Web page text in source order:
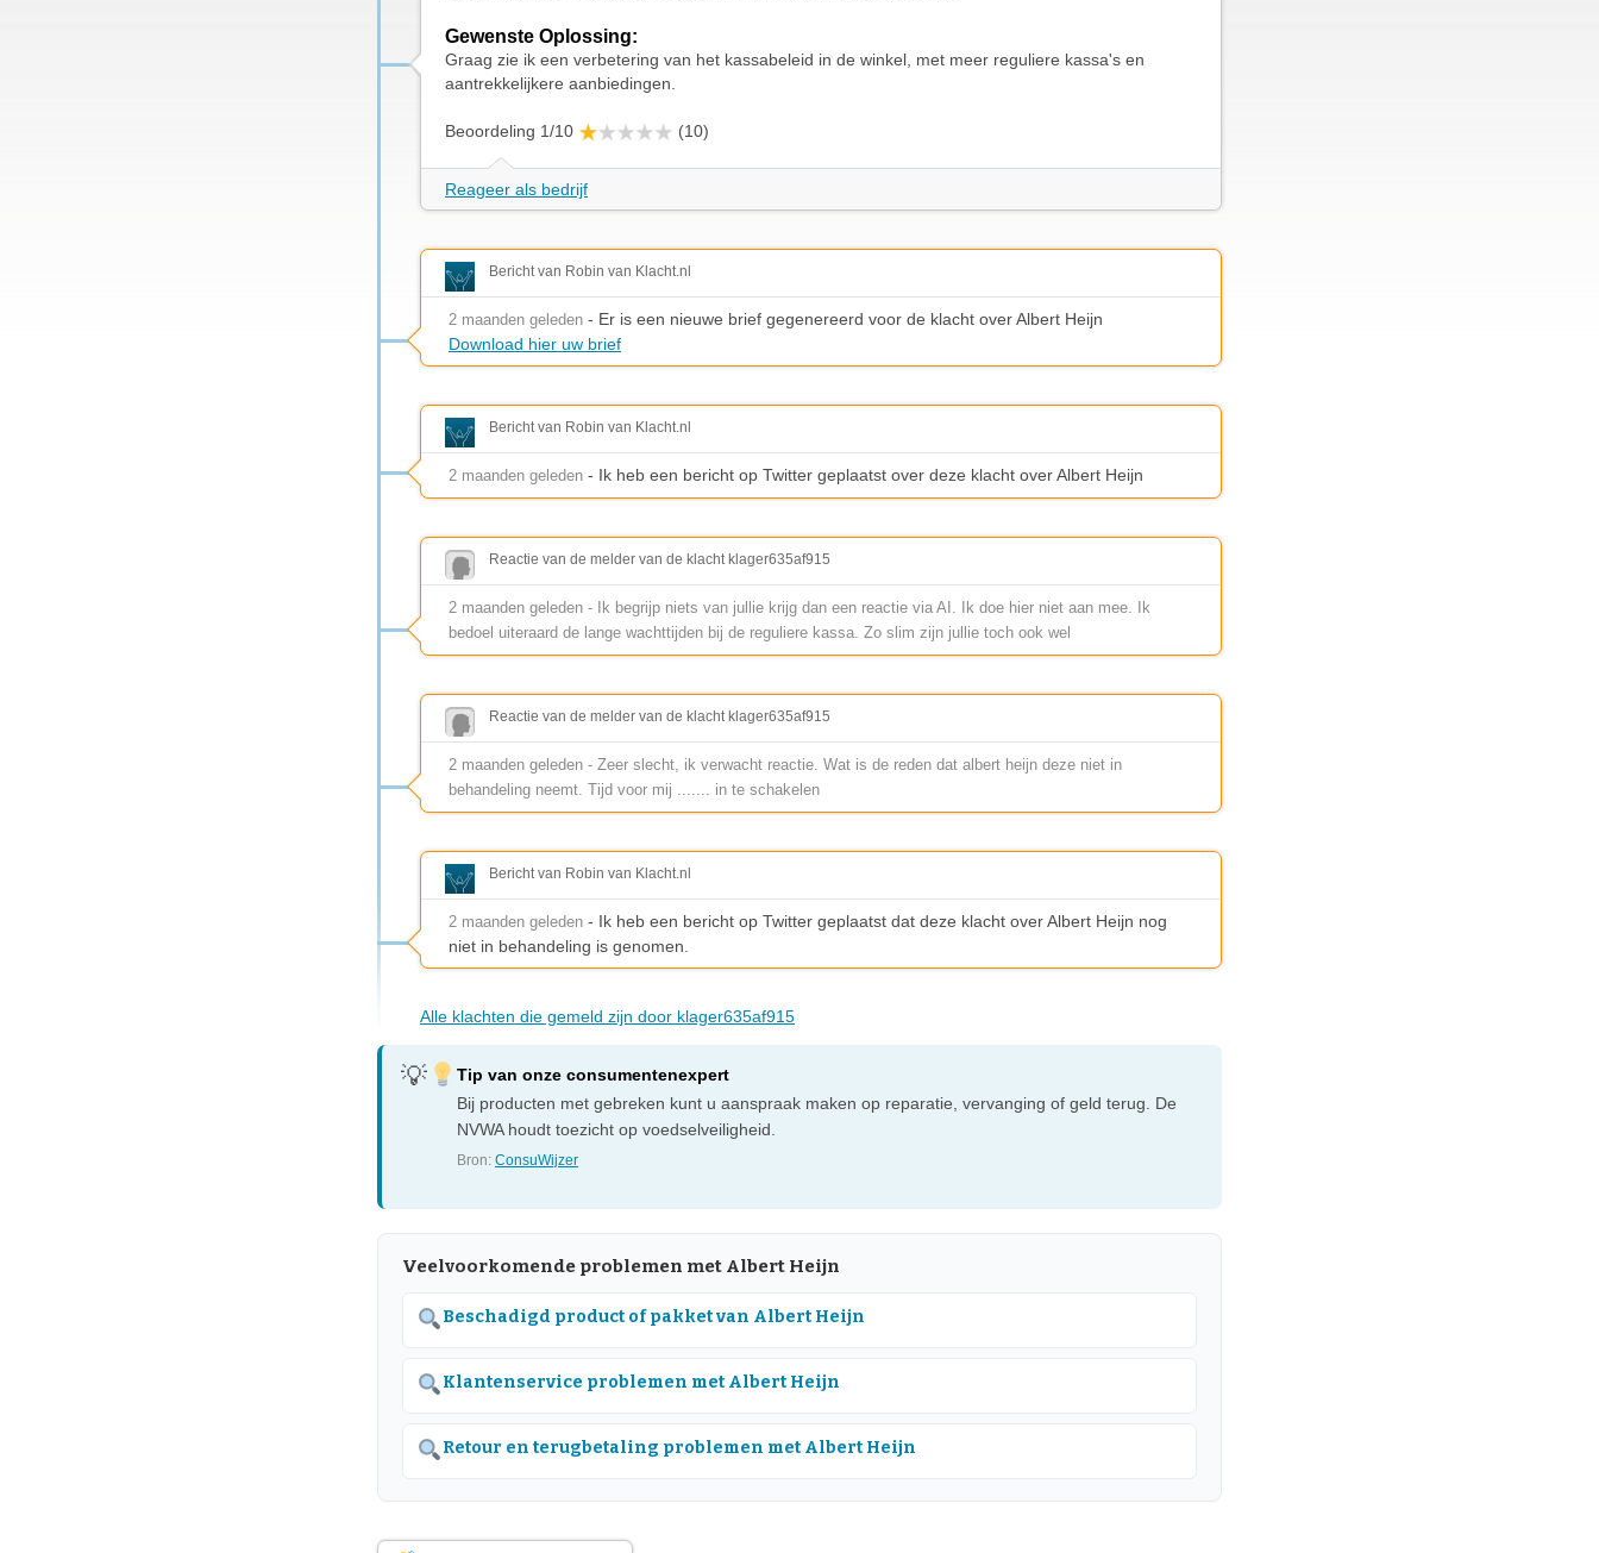
Gewenste Oplossing:
Graag zie ik een verbetering van het kassabeleid in de winkel, met meer reguliere kassa's en
aantrekkelijkere aanbiedingen.
Beoordeling 1/10 (10)
Reageer als bedrijf
Bericht van Robin van Klacht.nl
2 maanden geleden - Er is een nieuwe brief gegenereerd voor de klacht over Albert Heijn
Download hier uw brief
Bericht van Robin van Klacht.nl
2 maanden geleden - Ik heb een bericht op Twitter geplaatst over deze klacht over Albert Heijn
Reactie van de melder van de klacht klager635af915
2 maanden geleden - Ik begrijp niets van jullie krijg dan een reactie via AI. Ik doe hier niet aan mee. Ik
bedoel uiteraard de lange wachttijden bij de reguliere kassa. Zo slim zijn jullie toch ook wel
Reactie van de melder van de klacht klager635af915
2 maanden geleden - Zeer slecht, ik verwacht reactie. Wat is de reden dat albert heijn deze niet in
behandeling neemt. Tijd voor mij ....... in te schakelen
Bericht van Robin van Klacht.nl
2 maanden geleden - Ik heb een bericht op Twitter geplaatst dat deze klacht over Albert Heijn nog
niet in behandeling is genomen.
Alle klachten die gemeld zijn door klager635af915
Tip van onze consumentenexpert
Bij producten met gebreken kunt u aanspraak maken op reparatie, vervanging of geld terug. De
NVWA houdt toezicht op voedselveiligheid.
Bron:ConsuWijzer
Veelvoorkomende problemen met Albert Heijn
Beschadigd product of pakket van Albert Heijn
Klantenservice problemen met Albert Heijn
Retour en terugbetaling problemen met Albert Heijn